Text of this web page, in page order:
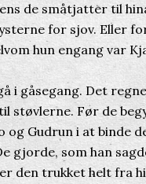
de småtjatter til
for sjov. Eller
hun engang var
i gåsegang. Det
støvlerne. Før de
Gudrun i at binde
gjorde, som han
den trukket helt fra